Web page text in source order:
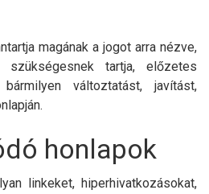
magának a jogot arra nézve,
szükségesnek tartja, előzetes
változtatást, javítást,
honlapok
linkeket, hiperhivatkozásokat,